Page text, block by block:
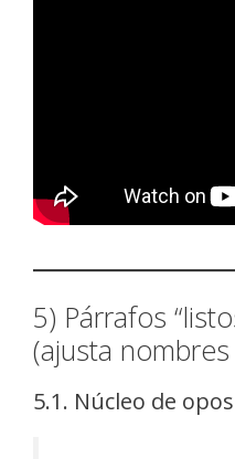
5) Párrafos
(ajusta
5.1. Núcleo de